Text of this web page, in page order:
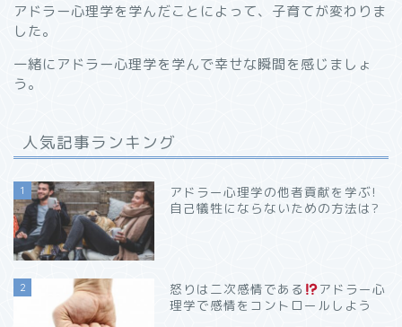
アドラー心理学を学んだことによって、子育てが変わりま
した。
一緒にアドラー心理学を学んで幸せな瞬間を感じましょ
う。
人気記事ランキング
1
アドラー心理学の他者貢献を学ぶ!
自己犠牲にならないための方法は?
2 怒りは二次感情である
アドラー心
理学で感情をコントロールしよう